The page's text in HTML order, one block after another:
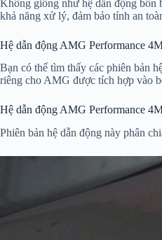
Không giống như hệ dẫn động bốn
khả năng xử lý, đảm bảo tính an
Hệ dẫn động AMG Performance
Bạn có thể tìm thấy các phiên bản
riêng cho AMG được tích hợp vào
Hệ dẫn động AMG Performance
Phiên bản hệ dẫn động này phân